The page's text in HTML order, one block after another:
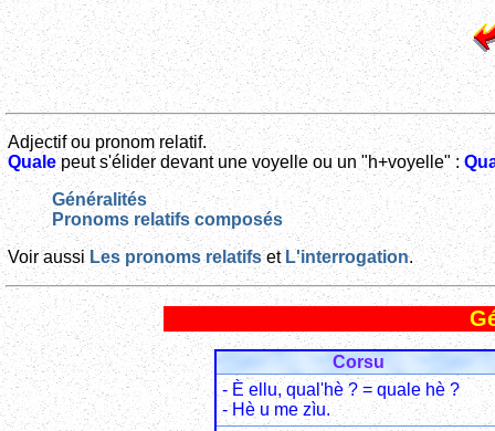
Adjectif ou pronom relatif.
Qualepeut s'élider devant une voyelle ou un "h+voyelle" :
Généralités
Pronoms relatifs composés
Voir aussiLes pronoms relatifsetL'interrogation.
Corsu
- È ellu, qual'hè ? = quale hè ?
- Hè u me zìu.